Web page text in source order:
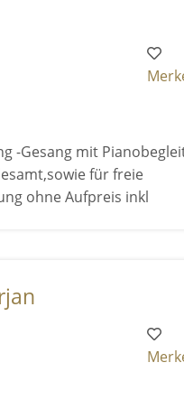
-Gesang mit
für freie
ohne Aufpreis inkl